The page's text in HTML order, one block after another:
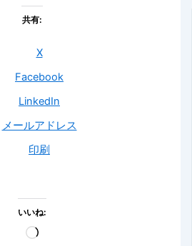
共有:
X
Facebook
LinkedIn
メールアドレス
印刷
いいね:
読